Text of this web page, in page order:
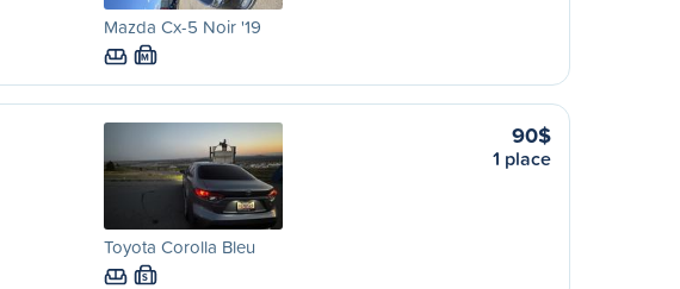
Mazda Cx-5 Noir '19
M
Toyota Corolla Bleu
S
90$
1 place